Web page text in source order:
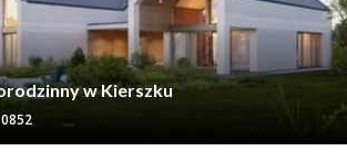
w Kierszku